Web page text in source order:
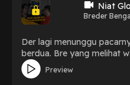
Niat
Breder
Der lagi menunggu
berdua. Bre yang melihat
mulus langsung
Setelah tahu kalau Der
Preview